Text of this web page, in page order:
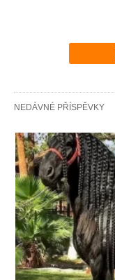
NEDÁVNÉ PŘÍSPĚVKY